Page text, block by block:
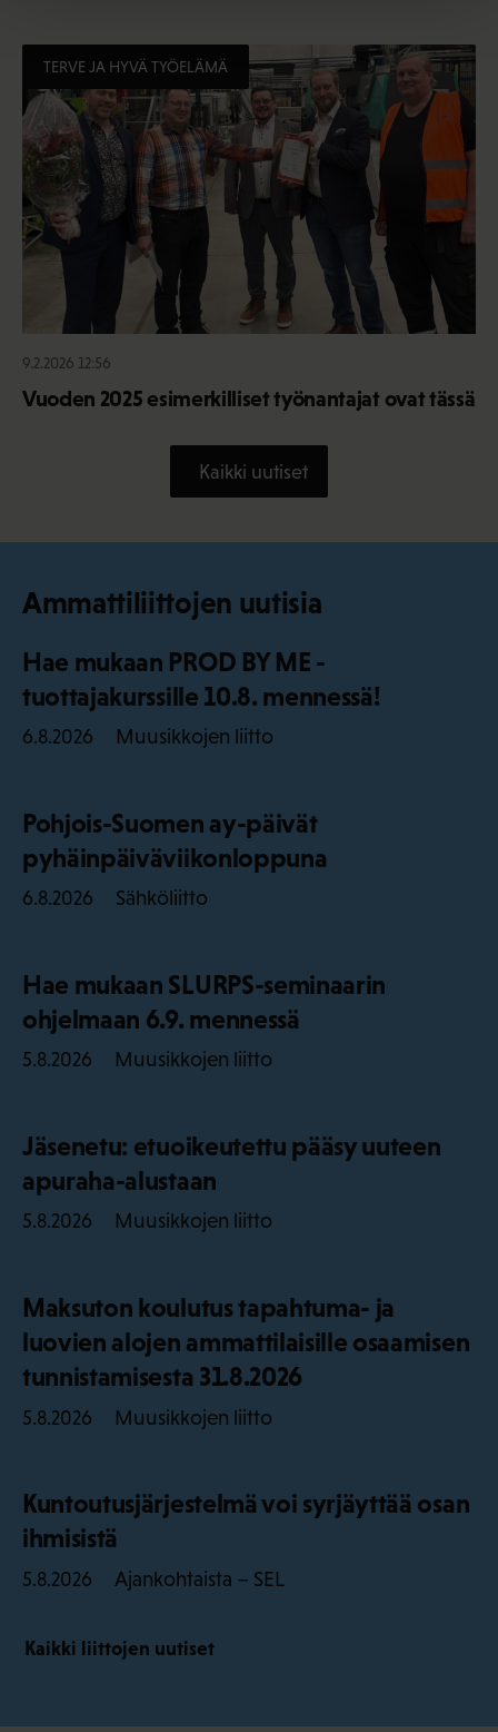
TERVE JA HYVÄ TYÖELÄMÄ
9.2.2026 12:56
Vuoden 2025 esimerkilliset työnantajat ovat tässä
Kaikki uutiset
Ammattiliittojen uutisia
Hae mukaan PROD BY ME -
tuottajakurssille 10.8. mennessä!
6.8.2026 Muusikkojen liitto
Pohjois-Suomen ay-päivät
pyhäinpäiväviikonloppuna
6.8.2026 Sähköliitto
Hae mukaan SLURPS-seminaarin
ohjelmaan 6.9. mennessä
5.8.2026 Muusikkojen liitto
Jäsenetu: etuoikeutettu pääsy uuteen
apuraha-alustaan
5.8.2026 Muusikkojen liitto
Maksuton koulutus tapahtuma- ja
luovien alojen ammattilaisille osaamisen
tunnistamisesta 31.8.2026
5.8.2026 Muusikkojen liitto
Kuntoutusjärjestelmä voi syrjäyttää osan
ihmisistä
5.8.2026 Ajankohtaista – SEL
Kaikki liittojen uutiset